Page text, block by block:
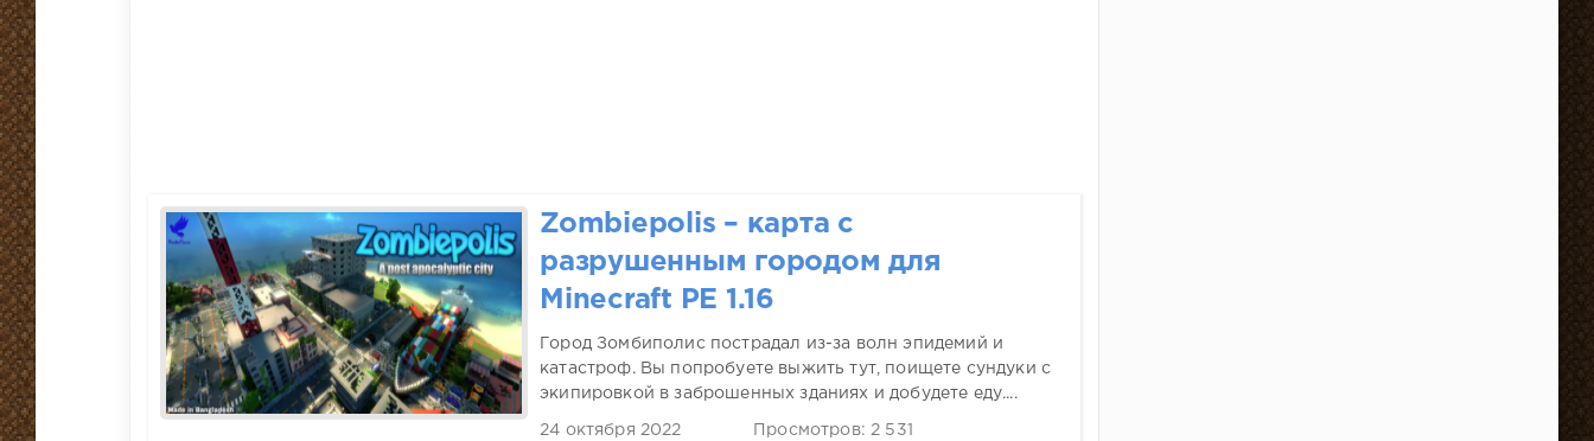
Zombiepolis – карта с
разрушенным городом для
Minecraft PE 1.16
Город Зомбиполис пострадал из-за волн эпидемий и
катастроф. Вы попробуете выжить тут, поищете сундуки с
экипировкой в заброшенных зданиях и добудете еду....
24 октября 2022 Просмотров: 2 531